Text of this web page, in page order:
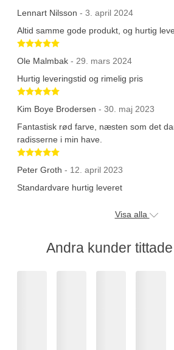
Lennart Nilsson - 3. april 2024
Altid samme gode produkt, og hurtig
Betygsatt 5 av 5 stjärnor
Ole Malmbak - 29. mars 2024
Hurtig leveringstid og rimelig pris
Betygsatt 5 av 5 stjärnor
Kim Boye Brodersen - 30. maj 2023
Fantastisk rød farve, næsten som det
radisserne i min have.
Betygsatt 5 av 5 stjärnor
Peter Groth - 12. april 2023
Standardvare hurtig leveret
Visa alla
Andra kunder